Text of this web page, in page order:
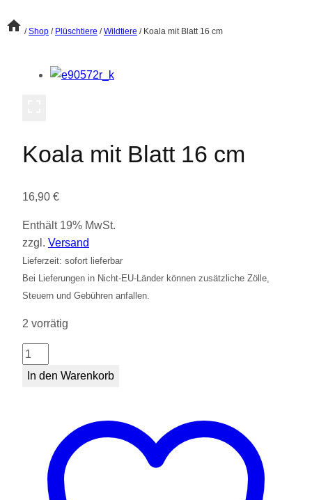
/ Shop / Plüschtiere / Wildtiere / Koala mit Blatt 16 cm
Koala mit Blatt 16 cm
16,90 €
Enthält 19% MwSt.
zzgl. Versand
Lieferzeit: sofort lieferbar
Bei Lieferungen in Nicht-EU-Länder können zusätzliche Zölle,
Steuern und Gebühren anfallen.
2 vorrätig
Koala
mit
In den Warenkorb